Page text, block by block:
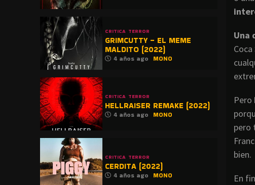
Una
Pero
pero
bien.
En
CRITICA TERROR
GRIMCUTTY – EL MEME
MALDITO (2022)
4 años ago MONO
CRITICA TERROR
HELLRAISER REMAKE (2022)
4 años ago MONO
CRITICA TERROR
CERDITA (2022)
4 años ago MONO